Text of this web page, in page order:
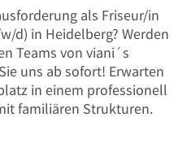
als Friseur/in
d) in Heidelberg? Werden
Teams von viani´s
uns ab sofort! Erwarten
in einem professionell
familiären Strukturen.